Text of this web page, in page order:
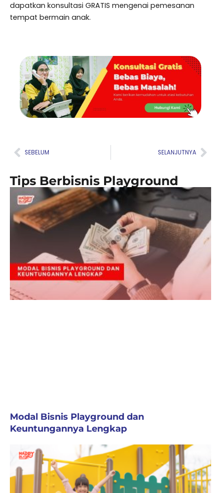
dapatkan konsultasi GRATIS mengenai pemesanan
tempat bermain anak.
Prev
SEBELUM SELANJUTNYA
Tips Berbisnis Playground
Modal Bisnis Playground dan
Keuntungannya Lengkap